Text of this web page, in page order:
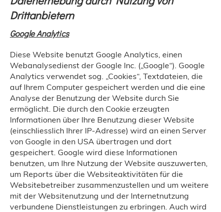
Drittanbietern
Google Analytics
Diese Website benutzt Google Analytics, einen
Webanalysedienst der Google Inc. („Google“). Google
Analytics verwendet sog. „Cookies“, Textdateien, die
auf Ihrem Computer gespeichert werden und die eine
Analyse der Benutzung der Website durch Sie
ermöglicht. Die durch den Cookie erzeugten
Informationen über Ihre Benutzung dieser Website
(einschliesslich Ihrer IP-Adresse) wird an einen Server
von Google in den USA übertragen und dort
gespeichert. Google wird diese Informationen
benutzen, um Ihre Nutzung der Website auszuwerten,
um Reports über die Websiteaktivitäten für die
Websitebetreiber zusammenzustellen und um weitere
mit der Websitenutzung und der Internetnutzung
verbundene Dienstleistungen zu erbringen. Auch wird